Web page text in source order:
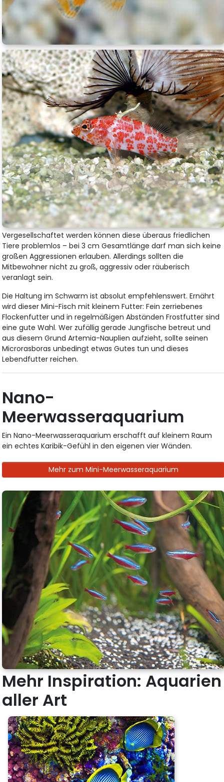
Vergesellschaftet werden können diese überaus friedlichen
Tiere problemlos – bei 3 cm Gesamtlänge darf man sich keine
großen Aggressionen erlauben. Allerdings sollten die
Mitbewohner nicht zu groß, aggressiv oder räuberisch
veranlagt sein.
Die Haltung im Schwarm ist absolut empfehlenswert. Ernährt
wird dieser Mini-Fisch mit kleinem Futter: Fein zerriebenes
Flockenfutter und in regelmäßigen Abständen Frostfutter sind
eine gute Wahl. Wer zufällig gerade Jungfische betreut und
aus diesem Grund Artemia-Nauplien aufzieht, sollte seinen
Microrasboras unbedingt etwas Gutes tun und dieses
Lebendfutter reichen.
Nano-
Meerwasseraquarium
Ein Nano-Meerwasseraquarium erschafft auf kleinem Raum
ein echtes Karibik-Gefühl in den eigenen vier Wänden.
Mehr zum Mini-Meerwasseraquarium
Mehr Inspiration: Aquarien
aller Art